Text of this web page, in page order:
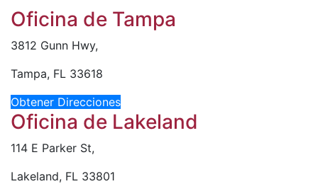
Oficina de Tampa
3812 Gunn Hwy,
Tampa, FL 33618
Obtener Direcciones
Oficina de Lakeland
114 E Parker St,
Lakeland, FL 33801